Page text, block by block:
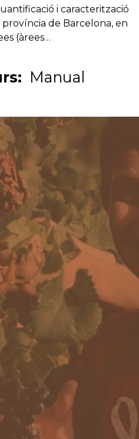
i caracterització
de Barcelona, en
(àrees…
Manual